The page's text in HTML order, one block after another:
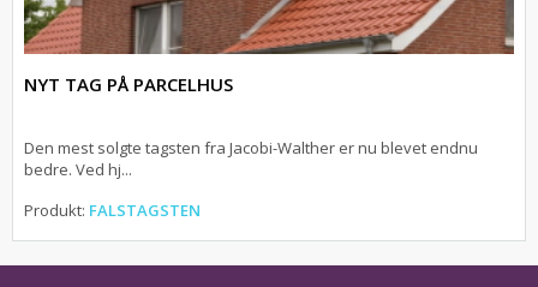
NYT TAG PÅ PARCELHUS
Den mest solgte tagsten fra Jacobi-Walther er nu blevet endnu
bedre. Ved hj...
Produkt: FALSTAGSTEN